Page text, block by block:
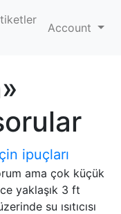
Account
ipuçları
ama çok küçük
yaklaşık 3 ft
su ısıtıcısı